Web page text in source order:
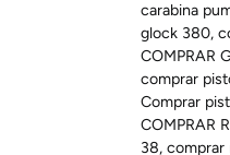
carabina
glock 380,
COMPRAR
comprar
Comprar
COMPRAR
38,comprar